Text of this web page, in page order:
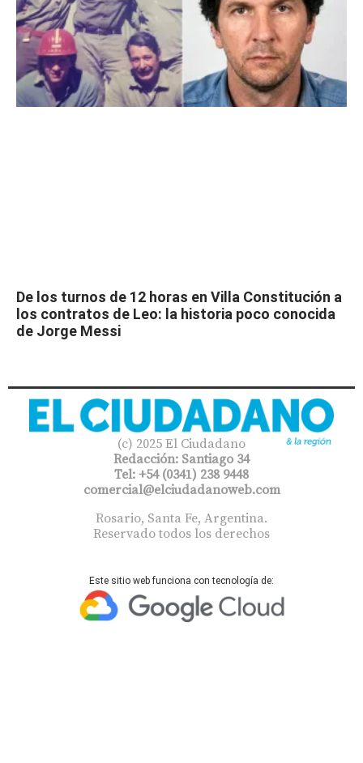
De los turnos de 12 horas en Villa Constitución a
los contratos de Leo: la historia poco conocida
de Jorge Messi
(c) 2025 El Ciudadano
Redacción: Santiago 34
Tel: +54 (0341) 238 9448
comercial@elciudadanoweb.com​
Rosario, Santa Fe, Argentina.
Reservado todos los derechos
Este sitio web funciona con tecnología de: